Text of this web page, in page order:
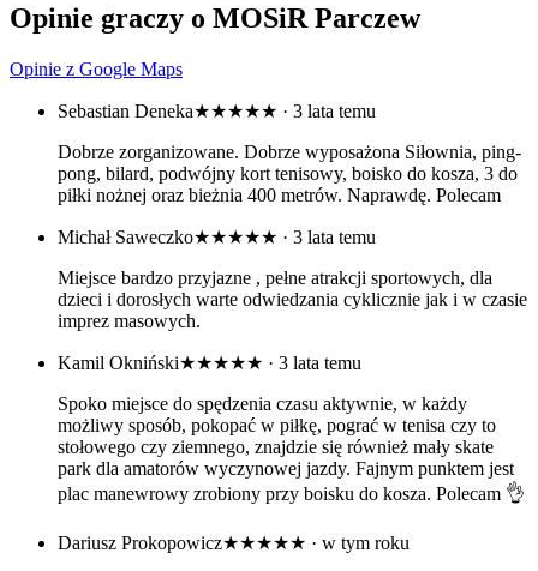
Opinie graczy o MOSiR Parczew
Opinie z Google Maps
Sebastian Deneka★★★★★ · 3 lata temu
Dobrze zorganizowane. Dobrze wyposażona Siłownia, ping-
pong, bilard, podwójny kort tenisowy, boisko do kosza, 3 do
piłki nożnej oraz bieżnia 400 metrów. Naprawdę. Polecam
Michał Saweczko★★★★★ · 3 lata temu
Miejsce bardzo przyjazne , pełne atrakcji sportowych, dla
dzieci i dorosłych warte odwiedzania cyklicznie jak i w czasie
imprez masowych.
Kamil Okniński★★★★★ · 3 lata temu
Spoko miejsce do spędzenia czasu aktywnie, w każdy
możliwy sposób, pokopać w piłkę, pograć w tenisa czy to
stołowego czy ziemnego, znajdzie się również mały skate
park dla amatorów wyczynowej jazdy. Fajnym punktem jest
plac manewrowy zrobiony przy boisku do kosza. Polecam 👌
Dariusz Prokopowicz★★★★★ · w tym roku